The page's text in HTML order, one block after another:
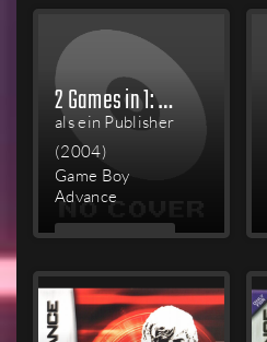
2 Games in 1: SpongeBob SquarePants: SuperSponge + Rugrats Go Wild
als ein Publisher
(2004)
Game Boy
Advance
MEHR